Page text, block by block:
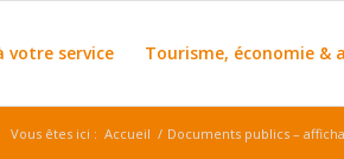
votre service Tourisme, économie &
Vous êtes ici : Accueil / Documents publics –